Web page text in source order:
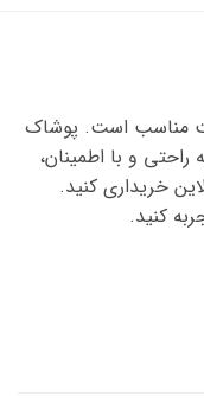
مناسب است. پوشاک
راحتی و با اطمینان،
خریداری کنید.
کنید.